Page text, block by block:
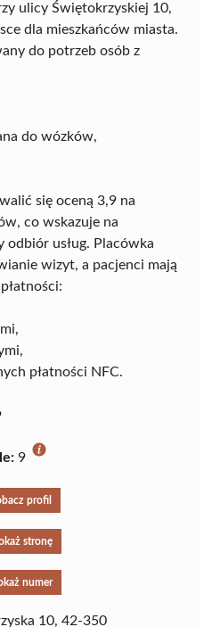
ulicy Świętokrzyskiej 10,
dla mieszkańców miasta.
do potrzeb osób z
do wózków,
się oceną 3,9 na
co wskazuje na
usług. Placówka
wizyt, a pacjenci mają
płatności NFC.
9
profil
stronę
numer
10, 42-350